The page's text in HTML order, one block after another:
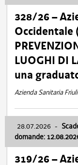
328/26 –
Occidentale
LUOGHI DI
una
Azienda Sanitaria
28.07.2026 -
domande:
319/26 –